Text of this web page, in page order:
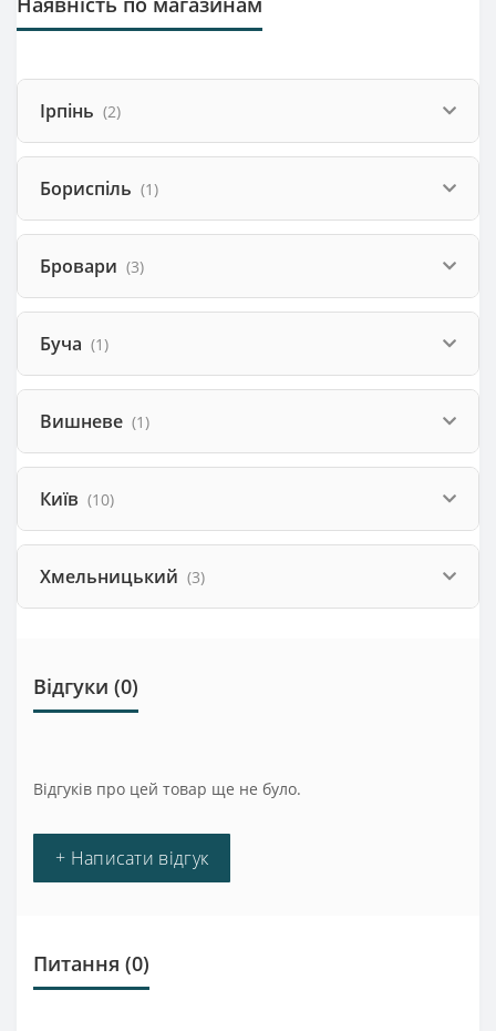
Ірпінь (2)
Бориспіль (1)
Бровари (3)
Буча (1)
Вишневе (1)
Київ (10)
Хмельницький (3)
Відгуки (0)
Відгуків про цей товар ще не було.
+ Написати відгук
Питання (0)